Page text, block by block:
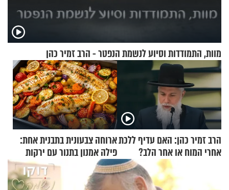
מוות, התמודדות וסיוע לנשמת הנפטר - הרב זמיר כהן
הרב זמיר כהן: האם עדיף ללכת
אחרי המוח או אחר הלב?
ארוחה צבעונית בתבנית אחת:
פילה אמנון בתנור עם ירקות